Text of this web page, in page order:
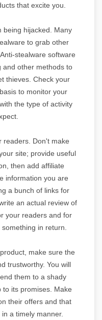
that excite you.
being hijacked. Many
to grab other
stealware software
and other methods to
thieves. Check your
to monitor your
the type of activity
readers. Don't make
site; provide useful
then add affiliate
information you are
a bunch of links for
an actual review of
your readers and for
in return.
make sure the
trustworthy. You will
them to a shady
its promises. Make
their offers and that
a timely manner.